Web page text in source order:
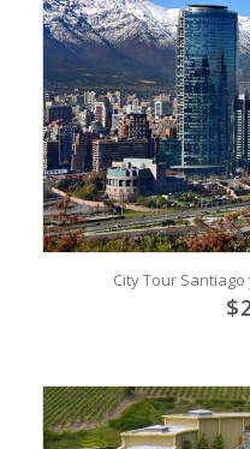
City Tour
$